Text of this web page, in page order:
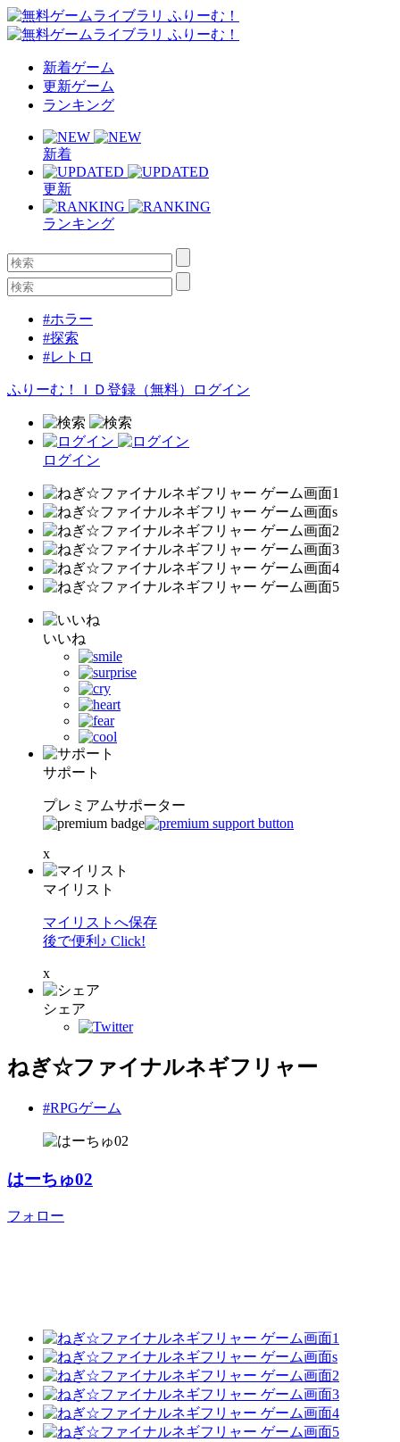
新着ゲーム
更新ゲーム
ランキング
新着
更新
ランキング
#ホラー
#探索
#レトロ
ふりーむ！ＩＤ登録（無料） ログイン
ログイン
いいね
サポート
プレミアムサポーター
x
マイリスト
マイリストへ保存
後で便利♪ Click!
x
シェア
ねぎ☆ファイナルネギフリャー
#RPGゲーム
はーちゅ02
フォロー